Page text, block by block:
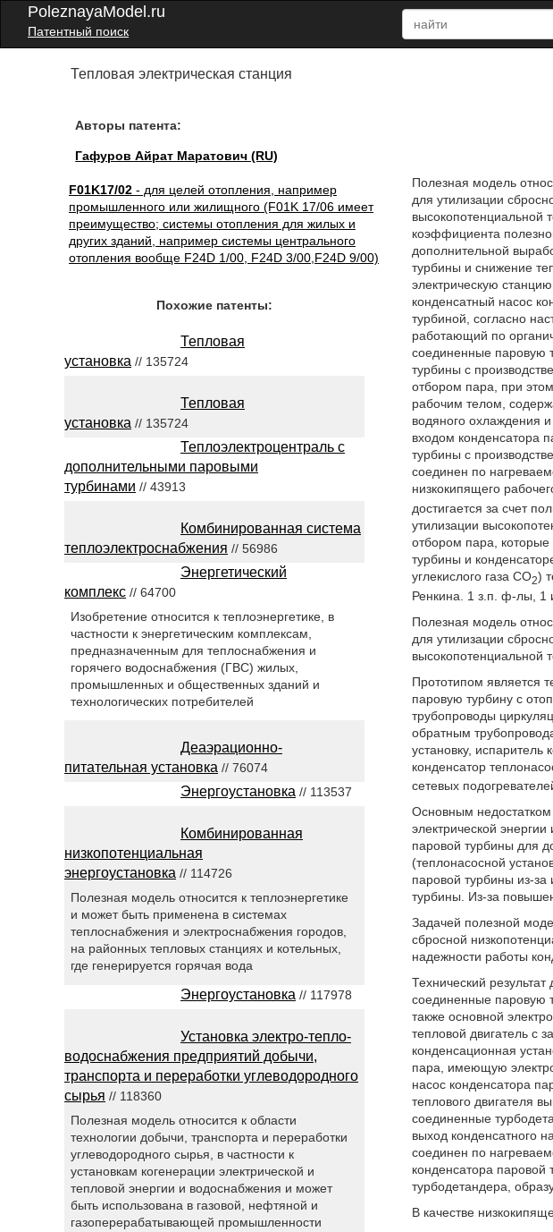
PoleznayaModel.ru
Патентный поиск
Тепловая электрическая станция
Авторы патента:
Гафуров Айрат Маратович (RU)
F01K17/02 - для целей отопления, например
промышленного или жилищного (F01K 17/06 имеет
преимущество; системы отопления для жилых и
других зданий, например системы центрального
отопления вообще F24D 1/00, F24D 3/00,F24D 9/00)
Полезная модель
для утилизации
высокопотенциальной
коэффициента
дополнительной
турбины и снижение
электрическую
конденсатный насос
турбиной, согласно
работающий по
соединенные паровую
турбины с
отбором пара, при
рабочим телом,
водяного охлаждения
входом конденсатора
турбины с
соединен по
низкокипящего
достигается за счет
утилизации
отбором пара, которые
турбины и
углекислого газа CO2)
Ренкина. 1 з.п. ф-лы, 1
Полезная модель
для утилизации
высокопотенциальной
Прототипом является
паровую турбину с
трубопроводы
обратным
установку,
конденсатор
сетевых
Основным недостатком
электрической
паровой турбины для
(теплонасосной
паровой турбины из-за
турбины. Из-за
Задачей полезной
сбросной
надежности работы
Технический
соединенные паровую
также основной
тепловой двигатель с
конденсационная
пара, имеющую
насос конденсатора
теплового двигателя
соединенные
выход конденсатного
соединен по
конденсатора
турбодетандера,
В качестве
Похожие патенты:
Тепловая
установка // 135724
Тепловая
установка // 135724
Теплоэлектроцентраль с
дополнительными паровыми
турбинами // 43913
Комбинированная система
теплоэлектроснабжения // 56986
Энергетический
комплекс // 64700
Изобретение относится к теплоэнергетике, в
частности к энергетическим комплексам,
предназначенным для теплоснабжения и
горячего водоснабжения (ГВС) жилых,
промышленных и общественных зданий и
технологических потребителей
Деаэрационно-
питательная установка // 76074
Энергоустановка // 113537
Комбинированная
низкопотенциальная
энергоустановка // 114726
Полезная модель относится к теплоэнергетике
и может быть применена в системах
теплоснабжения и электроснабжения городов,
на районных тепловых станциях и котельных,
где генерируется горячая вода
Энергоустановка // 117978
Установка электро-тепло-
водоснабжения предприятий добычи,
транспорта и переработки углеводородного
сырья // 118360
Полезная модель относится к области
технологии добычи, транспорта и переработки
углеводородного сырья, в частности к
установкам когенерации электрической и
тепловой энергии и водоснабжения и может
быть использована в газовой, нефтяной и
газоперерабатывающей промышленности